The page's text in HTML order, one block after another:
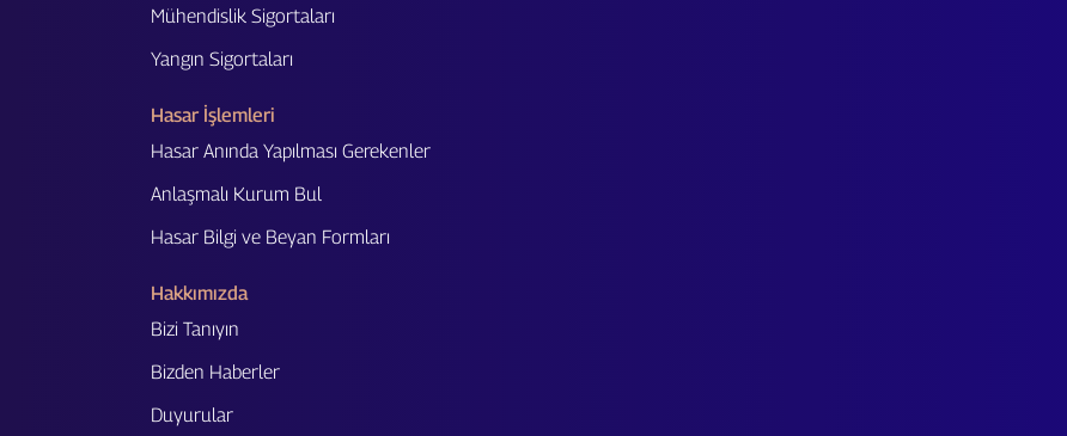
Mühendislik Sigortaları
Yangın Sigortaları
Hasar İşlemleri
Hasar Anında Yapılması Gerekenler
Anlaşmalı Kurum Bul
Hasar Bilgi ve Beyan Formları
Hakkımızda
Bizi Tanıyın
Bizden Haberler
Duyurular